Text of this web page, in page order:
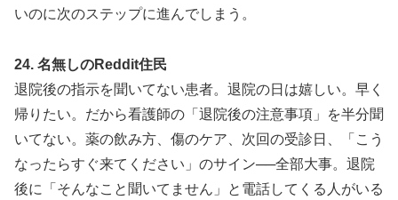
いのに次のステップに進んでしまう。
24. 名無しのReddit住民
退院後の指示を聞いてない患者。退院の日は嬉しい。早く
帰りたい。だから看護師の「退院後の注意事項」を半分聞
いてない。薬の飲み方、傷のケア、次回の受診日、「こう
なったらすぐ来てください」のサイン──全部大事。退院
後に「そんなこと聞いてません」と電話してくる人がいる